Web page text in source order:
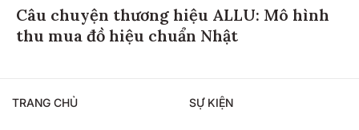
Câu chuyện thương hiệu ALLU: Mô hình
thu mua đồ hiệu chuẩn Nhật
TRANG CHỦ SỰ KIỆN